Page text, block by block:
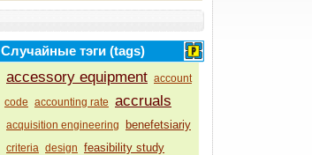
Случайные тэги (tags)
accessory equipment account
code accounting rate accruals
acquisition engineering benefetsiariy
criteria design feasibility study